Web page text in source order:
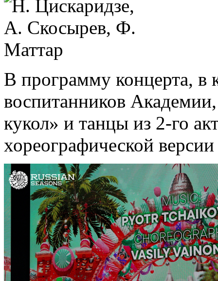
В программу концерта, в
воспитанников
кукол» и танцы из 2-го
хореографической